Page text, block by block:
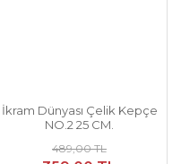
İkram Dünyası Çelik Kepçe
NO.2 25 CM.
489,00 TL